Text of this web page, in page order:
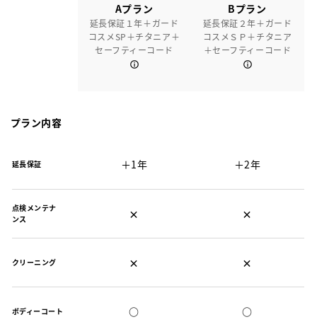
Aプラン
延長保証１年＋ガード
コスメSP＋チタニア＋
セーフティーコード
Bプラン
延長保証２年＋ガード
コスメＳＰ＋チタニア
＋セーフティーコード
プラン内容
延長保証 ＋1年 ＋2年
点検メンテナ
ンス
× ×
クリーニング × ×
ボディーコート ○ ○